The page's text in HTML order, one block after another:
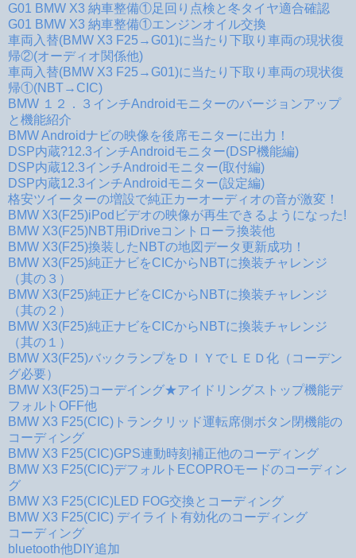
G01 BMW X3 納車整備①足回り点検と冬タイヤ適合確認
G01 BMW X3 納車整備①エンジンオイル交換
車両入替(BMW X3 F25→G01)に当たり下取り車両の現状復
帰②(オーディオ関係他)
車両入替(BMW X3 F25→G01)に当たり下取り車両の現状復
帰①(NBT→CIC)
BMW １２．３インチAndroidモニターのバージョンアップ
と機能紹介
BMW Androidナビの映像を後席モニターに出力！
DSP内蔵?12.3インチAndroidモニター(DSP機能編)
DSP内蔵12.3インチAndroidモニター(取付編)
DSP内蔵12.3インチAndroidモニター(設定編)
格安ツイーターの増設で純正カーオーディオの音が激変！
BMW X3(F25)iPodビデオの映像が再生できるようになった!
BMW X3(F25)NBT用iDriveコントローラ換装他
BMW X3(F25)換装したNBTの地図データ更新成功！
BMW X3(F25)純正ナビをCICからNBTに換装チャレンジ
（其の３）
BMW X3(F25)純正ナビをCICからNBTに換装チャレンジ
（其の２）
BMW X3(F25)純正ナビをCICからNBTに換装チャレンジ
（其の１）
BMW X3(F25)バックランプをＤＩＹでＬＥＤ化（コーデン
グ必要）
BMW X3(F25)コーデイング★アイドリングストップ機能デ
フォルトOFF他
BMW X3 F25(CIC)トランクリッド運転席側ボタン閉機能の
コーディング
BMW X3 F25(CIC)GPS連動時刻補正他のコーディング
BMW X3 F25(CIC)デフォルトECOPROモードのコーディン
グ
BMW X3 F25(CIC)LED FOG交換とコーディング
BMW X3 F25(CIC) デイライト有効化のコーディング
コーディング
bluetooth他DIY追加